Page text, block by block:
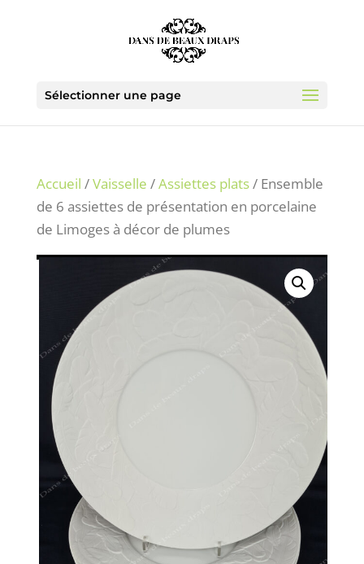
Sélectionner une page
Accueil /Vaisselle /Assiettes plats/ Ensemble
de 6 assiettes de présentation en porcelaine
de Limoges à décor de plumes